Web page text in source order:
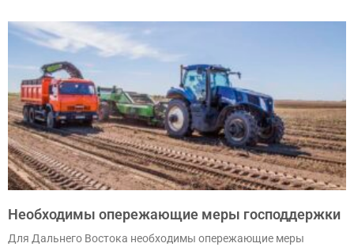
Необходимы опережающие меры господдержки
Для Дальнего Востока необходимы опережающие меры